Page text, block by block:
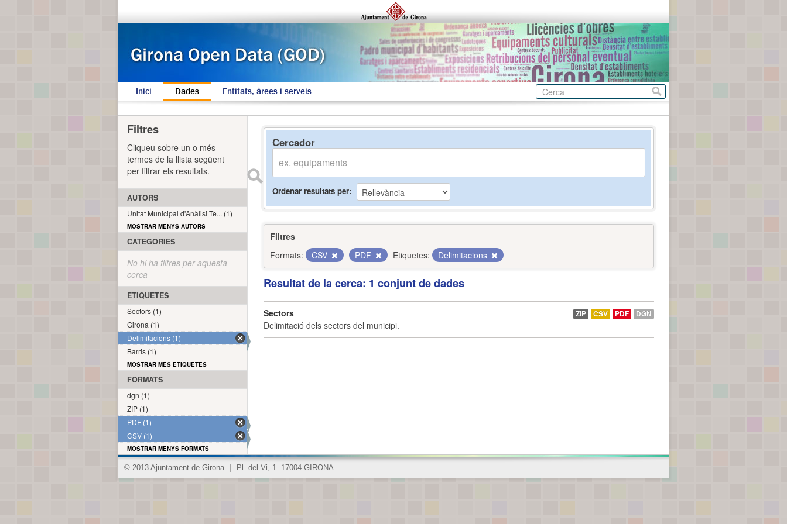
Inici Dades Entitats, àrees i serveis
Cercador
Ordenar resultats per
Filtres
Formats:
CSV PDF Etiquetes: Delimitacions
Resultat de la cerca: 1 conjunt de dades
Sectors
Delimitació dels sectors del municipi.
ZIP CSV PDF DGN
Filtres
Cliqueu sobre un o més
termes de la llista següent
per filtrar els resultats.
AUTORS
Unitat Municipal d'Anàlisi Te... (1)
MOSTRAR MENYS AUTORS
CATEGORIES
No hi ha filtres per aquesta
cerca
ETIQUETES
Sectors (1)
Girona (1)
Delimitacions (1)
Barris (1)
MOSTRAR MÉS ETIQUETES
FORMATS
dgn (1)
ZIP (1)
PDF (1)
CSV (1)
MOSTRAR MENYS FORMATS
© 2013 Ajuntament de Girona Pl. del Vi, 1. 17004 GIRONA